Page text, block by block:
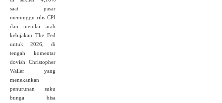
saat pasar
menunggu rilis CPI
dan menilai arah
kebijakan The Fed
untuk 2026, di
tengah komentar
dovish Christopher
Waller yang
menekankan
penurunan suku
bunga bisa